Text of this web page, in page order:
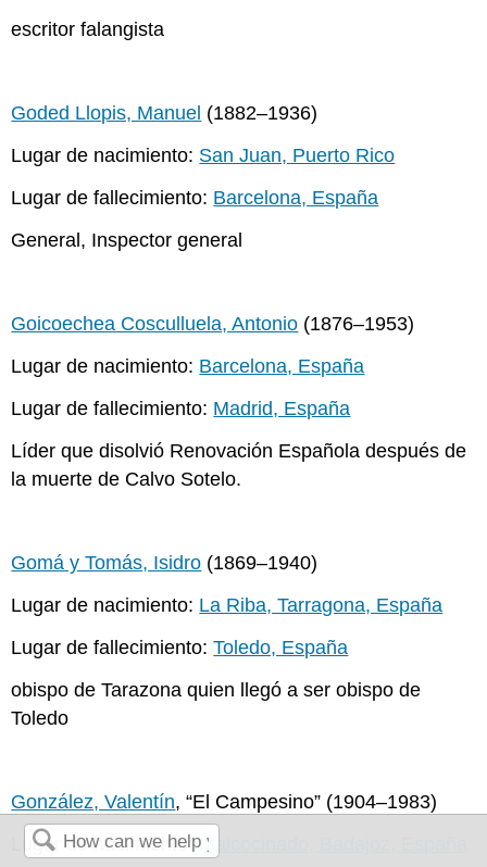
escritor falangista
Goded Llopis, Manuel (1882–1936)
Lugar de nacimiento: San Juan, Puerto Rico
Lugar de fallecimiento: Barcelona, España
General, Inspector general
Goicoechea Cosculluela, Antonio (1876–1953)
Lugar de nacimiento: Barcelona, España
Lugar de fallecimiento: Madrid, España
Líder que disolvió Renovación Española después de
la muerte de Calvo Sotelo.
Gomá y Tomás, Isidro (1869–1940)
Lugar de nacimiento: La Riba, Tarragona, España
Lugar de fallecimiento:Toledo, España
obispo de Tarazona quien llegó a ser obispo de
Toledo
González, Valentín, “El Campesino” (1904–1983)
Lugar de nacimiento:Malcocinado, Badajoz, España